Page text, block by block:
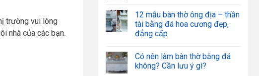
12 mẫu bàn thờ ông địa – thần
tài bằng đá hoa cương đẹp,
đẳng cấp
Có nên làm bàn thờ bằng đá
không? Cần lưu ý gì?
trường vui lòng
nhà của các bạn.